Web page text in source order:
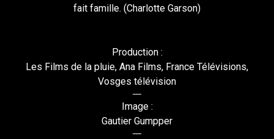
fait famille. (Charlotte Garson)
Production :
Les Films de la pluie, Ana Films, France Télévisions,
Vosges télévision
Image :
Gautier Gumpper